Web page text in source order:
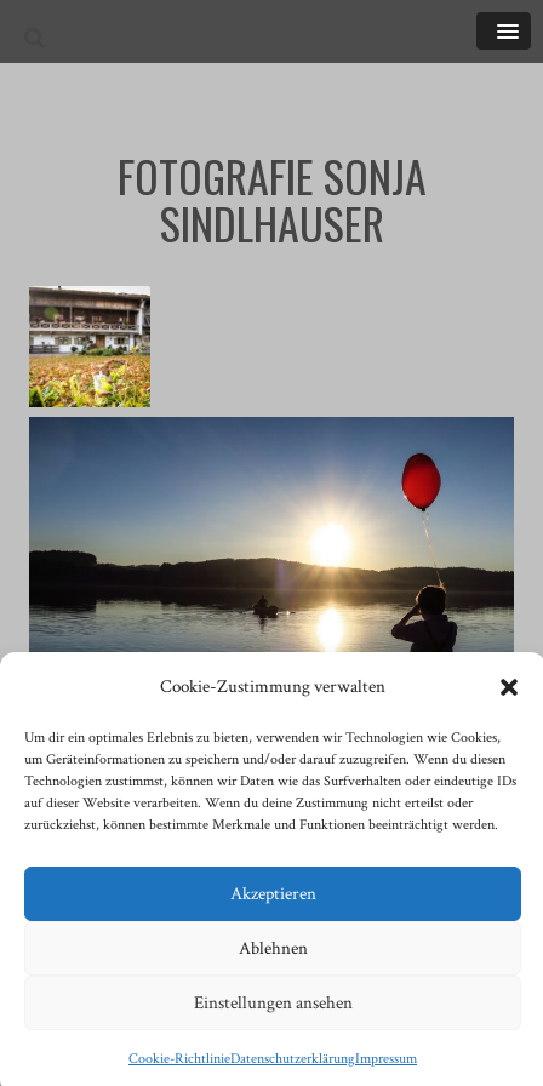
Cookie-Zustimmung verwalten
Um dir ein optimales Erlebnis zu bieten, verwenden wir Technologien wie Cookies,
um Geräteinformationen zu speichern und/oder darauf zuzugreifen. Wenn du diesen
Technologien zustimmst, können wir Daten wie das Surfverhalten oder eindeutige IDs
auf dieser Website verarbeiten. Wenn du deine Zustimmung nicht erteilst oder
zurückziehst, können bestimmte Merkmale und Funktionen beeinträchtigt werden.
Akzeptieren
Ablehnen
Einstellungen ansehen
Cookie-RichtlinieDatenschutzerklärungImpressum
MENU
FOTOGRAFIE SONJA
SINDLHAUSER
| Cookie-Richtlinie (EU)